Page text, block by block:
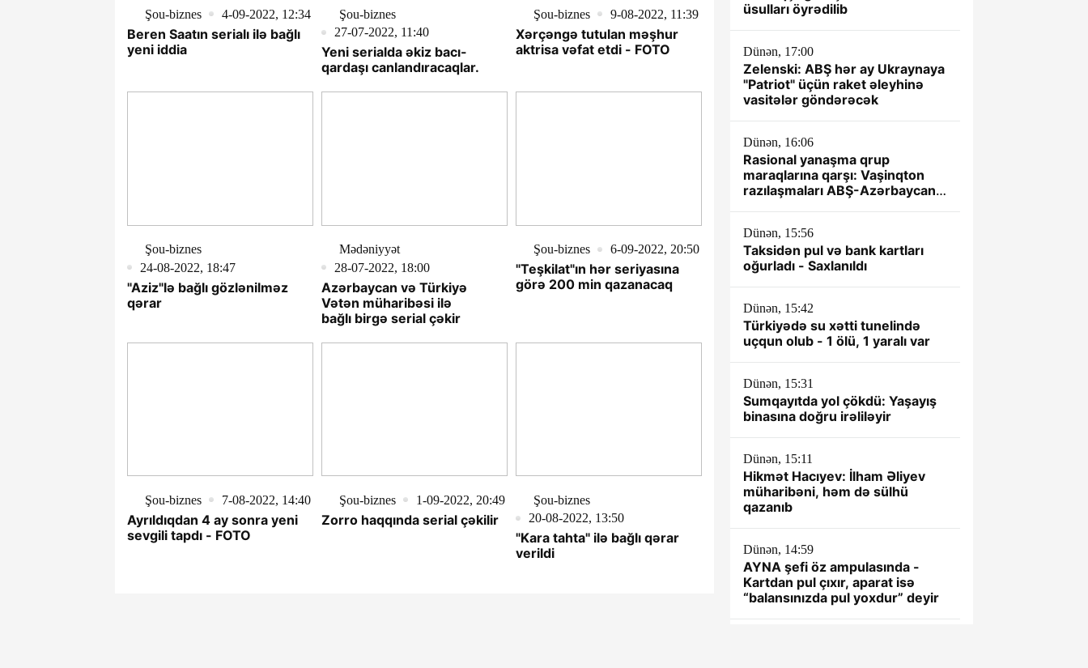
Şou-biznes 4-09-2022, 12:34
Beren Saatın serialı ilə bağlı
yeni iddia
Şou-biznes
27-07-2022, 11:40
Yeni serialda əkiz bacı-
qardaşı canlandıracaqlar.
Şou-biznes 9-08-2022, 11:39
Xərçəngə tutulan məşhur
aktrisa vəfat etdi - FOTO
Şou-biznes
24-08-2022, 18:47
"Aziz"lə bağlı gözlənilməz
qərar
Mədəniyyət
28-07-2022, 18:00
Azərbaycan və Türkiyə
Vətən müharibəsi ilə
bağlı birgə serial çəkir
Şou-biznes 6-09-2022, 20:50
"Teşkilat"ın hər seriyasına
görə 200 min qazanacaq
Şou-biznes 7-08-2022, 14:40
Ayrıldıqdan 4 ay sonra yeni
sevgili tapdı - FOTO
Şou-biznes 1-09-2022, 20:49
Zorro haqqında serial çəkilir
Şou-biznes
20-08-2022, 13:50
"Kara tahta" ilə bağlı qərar
verildi
üsulları öyrədilib
Dünən, 17:00
Zelenski: ABŞ hər ay Ukraynaya
"Patriot" üçün raket əleyhinə
vasitələr göndərəcək
Dünən, 16:06
Rasional yanaşma qrup
maraqlarına qarşı: Vaşinqton
razılaşmaları ABŞ-Azərbaycan
Dünən, 15:56
Taksidən pul və bank kartları
oğurladı - Saxlanıldı
Dünən, 15:42
Türkiyədə su xətti tunelində
uçqun olub - 1 ölü, 1 yaralı var
Dünən, 15:31
Sumqayıtda yol çökdü: Yaşayış
binasına doğru irəliləyir
Dünən, 15:11
Hikmət Hacıyev: İlham Əliyev
müharibəni, həm də sülhü
qazanıb
Dünən, 14:59
AYNA şefi öz ampulasında -
Kartdan pul çıxır, aparat isə
“balansınızda pul yoxdur” deyir